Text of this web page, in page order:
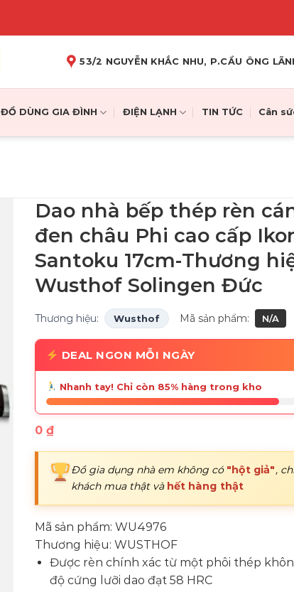
53/2 NGUYỄN KHẮC NHU, P.CẦU ÔNG
ĐỒ DÙNG GIA ĐÌNH ĐIỆN LẠNH TIN TỨC Cân
Dao nhà bếp thép rèn
đen châu Phi cao cấp
Santoku 17cm-Thương
Wusthof Solingen Đức
Thương hiệu: Wusthof Mã sản phẩm: N/A
DEAL NGON MỖI NGÀY
Nhanh tay! Chỉ còn 85% hàng trong kho
0 ₫
Đồ gia dụng nhà em không có "hột giả",
khách mua thật và hết hàng thật
Mã sản phẩm: WU4976
Thương hiệu: WUSTHOF
Được rèn chính xác từ một phôi thép
độ cứng lưỡi dao đạt 58 HRC